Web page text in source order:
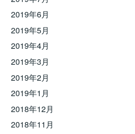
2019年6月
2019年5月
2019年4月
2019年3月
2019年2月
2019年1月
2018年12月
2018年11月